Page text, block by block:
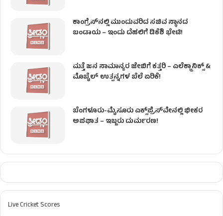
ಕಾಂಗ್ರೆಸ್​ನಲ್ಲಿ ಮುಂದುವರಿದ ಸಚಿವ ಸ್ಥಾನದ
ಬಂಡಾಯ – ಇಂದು ದೆಹಲಿಗೆ ಡಿಕೆಶಿ ಭೇಟಿ!
ಮತ್ತೆ ಜನ ಸಾಮಾನ್ಯರ ಜೇಬಿಗೆ ಕತ್ತರಿ – ಎಲೆಕ್ಟ್ರಾನಿಕ್ಸ್ &
ಮೊಬೈಲ್ ಉತ್ಪನ್ನಗಳ ಬೆಲೆ ಏರಿಕೆ!
ಬೆಂಗಳೂರು-ಮೈಸೂರು ಎಕ್ಸ್‌ಪ್ರೆಸ್‌ವೇನಲ್ಲಿ ಭೀಕರ
ಅಪಘಾತ – ಇಬ್ಬರು ದುರ್ಮರಣ!
Live Cricket Scores